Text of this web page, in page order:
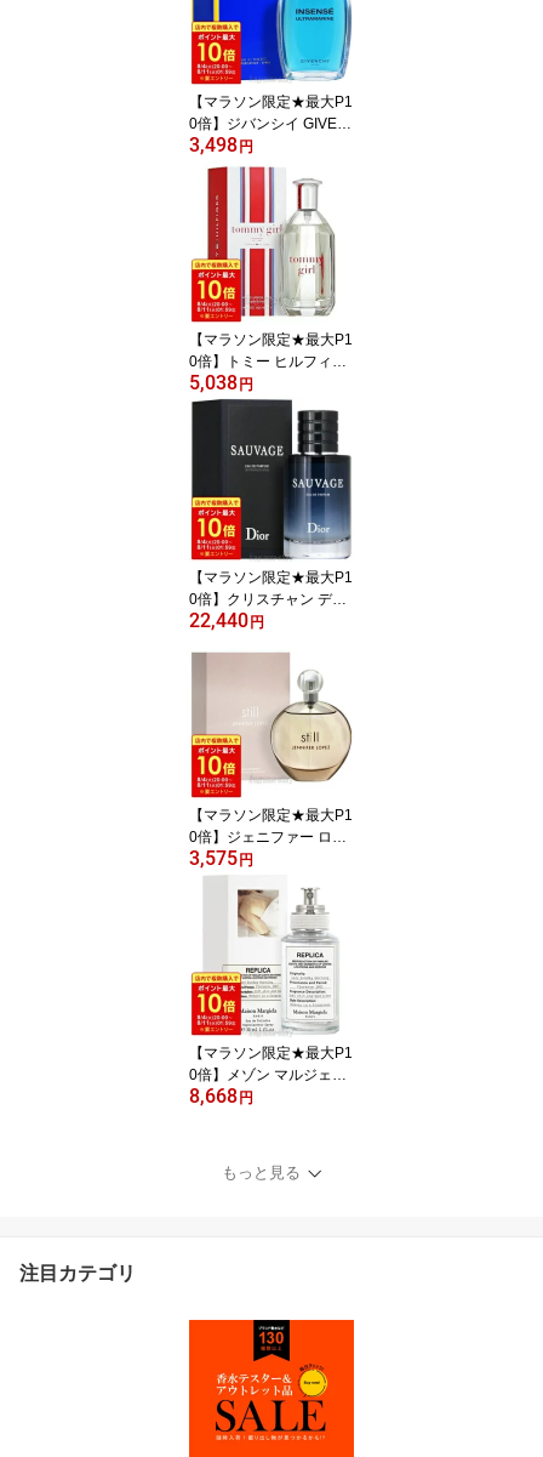
【マラソン限定★最大P1
0倍】ジバンシイ GIVEN
CHY ウルトラマリン 10
0ml EDT SP fs 【香水】
3,498円
【マラソン限定★最大P1
0倍】トミー ヒルフィガ
ー TOMMY HILFIGER ト
ミーガール コロン 100ml
EDT SP fs 【香水 レディ
ース】【即納】
5,038円
【マラソン限定★最大P1
0倍】クリスチャン ディ
オール CHRISTIAN DIO
fs 【香水 メンズ】【即
22,440円
【マラソン限定★最大P1
0倍】ジェニファー ロペ
ス JENNIFER LOPEZ ス
ティル 100ml EDP SP fs
【香水 レディース】【即
3,575円
【マラソン限定★最大P1
0倍】メゾン マルジェラ
Maison Margiela レプリ
【香水】【即納】
8,668円
もっと見る
注目カテゴリ